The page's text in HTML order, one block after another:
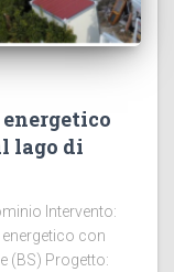
lago di
Intervento:
con
(BS) Progetto: